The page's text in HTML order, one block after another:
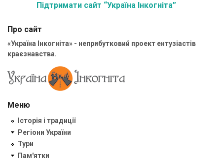
Підтримати сайт “Україна Інкогніта”
Про сайт
«Україна Інкогніта» - неприбутковий проект ентузіастів
краєзнавства.
Меню
Історія і традиції
Регіони України
Тури
Пам'ятки